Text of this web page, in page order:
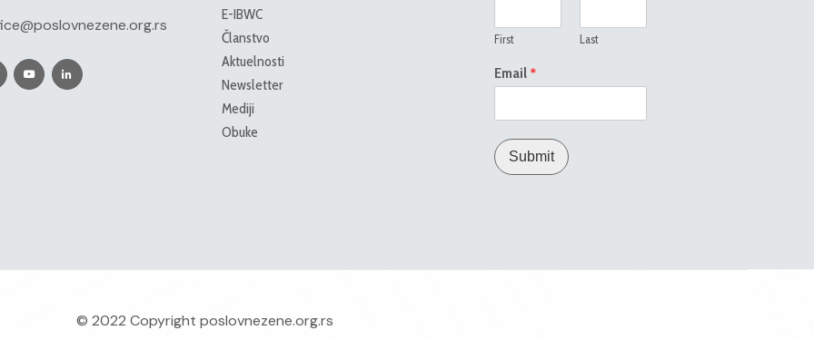
E-IBWC
Članstvo
Aktuelnosti
Newsletter
Mediji
Obuke
First Last
Email *
Submit
© 2022 Copyrightposlovnezene.org.rs